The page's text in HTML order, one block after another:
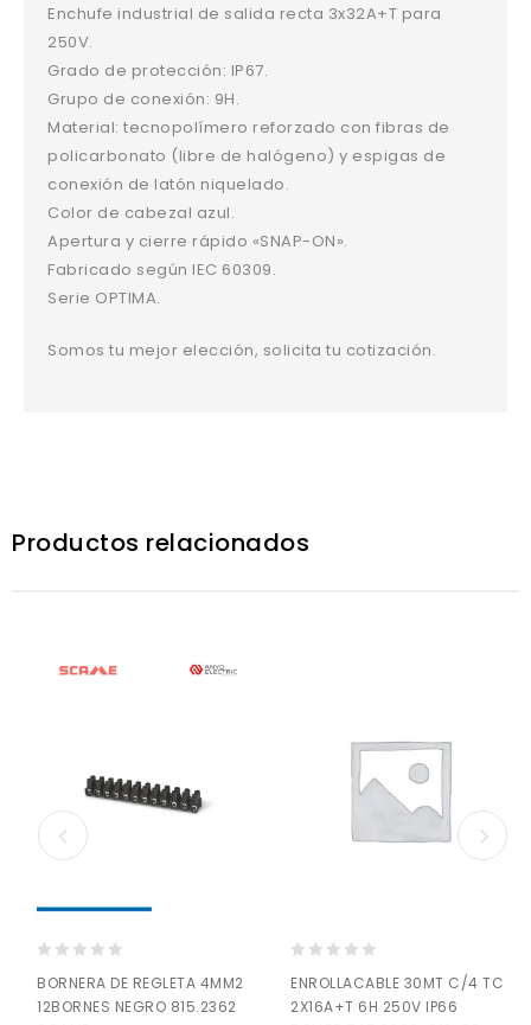
Enchufe industrial de salida recta 3x32A+T para
250V.
Grado de protección: IP67.
Grupo de conexión: 9H.
Material: tecnopolímero reforzado con fibras de
policarbonato (libre de halógeno) y espigas de
conexión de latón niquelado.
Color de cabezal azul.
Apertura y cierre rápido «SNAP-ON».
Fabricado según IEC 60309.
Serie OPTIMA.
Somos tu mejor elección, solicita tu cotización.
Productos relacionados
out
of
BORNERA DE REGLETA 4MM2
12BORNES NEGRO 815.2362
out
of
ENROLLACABLE 30MT C/4 TC
2X16A+T 6H 250V IP66